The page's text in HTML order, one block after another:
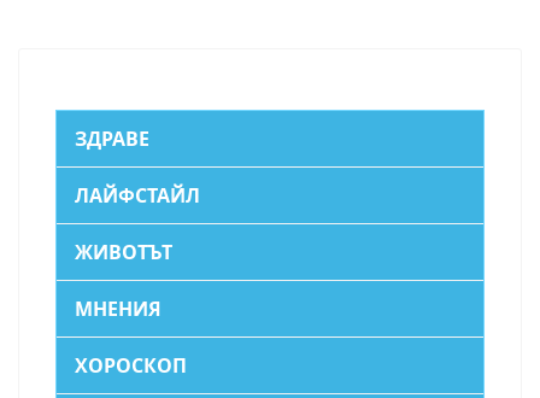
ЗДРАВЕ
ЛАЙФСТАЙЛ
ЖИВОТЪТ
МНЕНИЯ
ХОРОСКОП